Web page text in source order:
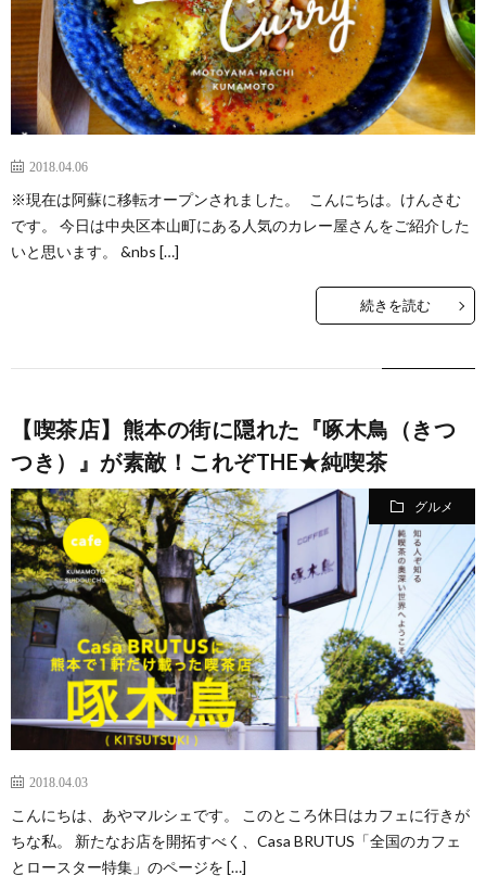
2018.04.06
※現在は阿蘇に移転オープンされました。 こんにちは。けんさむ
です。 今日は中央区本山町にある人気のカレー屋さんをご紹介した
いと思います。 &nbs […]
続きを読む
【喫茶店】熊本の街に隠れた『啄木鳥（きつ
つき）』が素敵！これぞTHE★純喫茶
グルメ
2018.04.03
こんにちは、あやマルシェです。 このところ休日はカフェに行きが
ちな私。 新たなお店を開拓すべく、Casa BRUTUS「全国のカフェ
とロースター特集」のページを […]